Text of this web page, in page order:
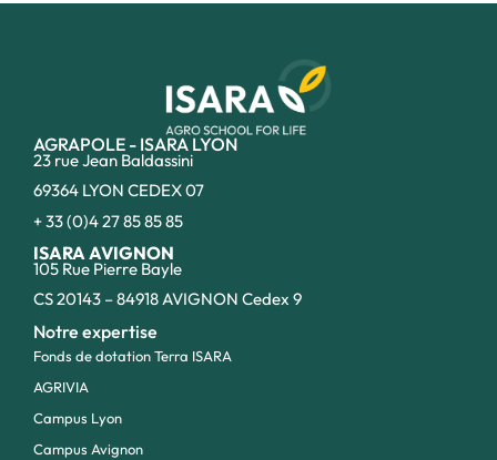
AGRAPOLE - ISARA LYON
23 rue Jean Baldassini
69364 LYON CEDEX 07
+ 33 (0)4 27 85 85 85
ISARA AVIGNON
105 Rue Pierre Bayle
CS 20143 – 84918 AVIGNON Cedex 9
Notre expertise
Fonds de dotation Terra ISARA
AGRIVIA
Campus Lyon
Campus Avignon